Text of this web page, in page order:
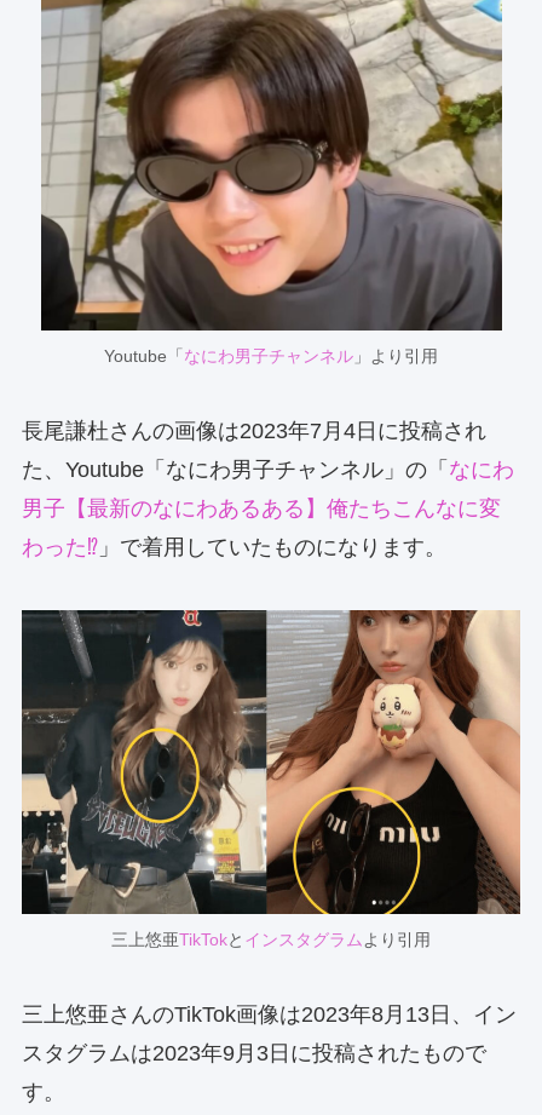
Youtube「 なにわ男子チャンネル 」より引用
長尾謙杜さんの画像は2023年7月4日に投稿され
た、Youtube「なにわ男子チャンネル」の「 なにわ
男子【最新のなにわあるある】俺たちこんなに変
わった⁉︎」で着用していたものになります。
三上悠亜TikTokと インスタグラム より引用
三上悠亜さんのTikTok画像は2023年8月13日、イン
スタグラムは2023年9月3日に投稿されたもので
す。